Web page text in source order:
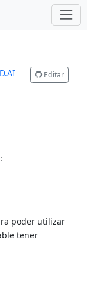
Editar
poder utilizar
tener